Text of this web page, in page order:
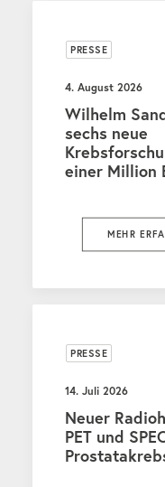
PRESSE
4. August 2026
Wilhelm
sechs neue
einer Million
MEHR
PRESSE
14. Juli 2026
Neuer
PET und